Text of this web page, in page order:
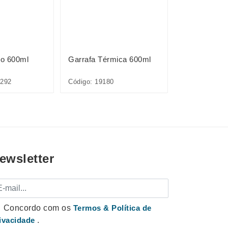
600ml Garrafa Térmica 600ml
Código: 19180
Concordo com os Termos & Política de
.